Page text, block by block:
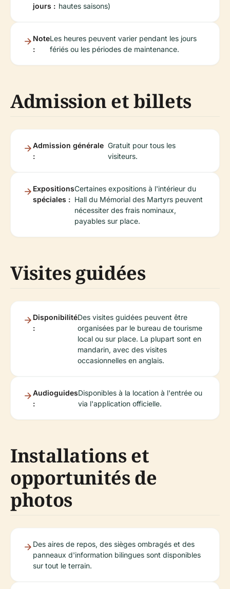
jours : hautes saisons)
Note
:
Les heures peuvent varier pendant les jours
fériés ou les périodes de maintenance.
Admission et billets
Admission générale
:
Gratuit pour tous les
visiteurs.
Expositions
spéciales :
Certaines expositions à l'intérieur du
Hall du Mémorial des Martyrs peuvent
nécessiter des frais nominaux,
payables sur place.
Visites guidées
Disponibilité
:
Des visites guidées peuvent être
organisées par le bureau de tourisme
local ou sur place. La plupart sont en
mandarin, avec des visites
occasionnelles en anglais.
Audioguides
:
Disponibles à la location à l'entrée ou
via l'application officielle.
Installations et
opportunités de
photos
Des aires de repos, des sièges ombragés et des
panneaux d'information bilingues sont disponibles
sur tout le terrain.